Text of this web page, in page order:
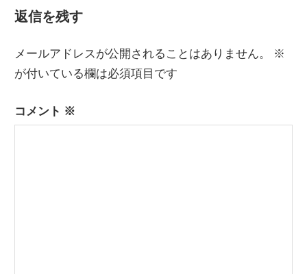
稿
ビ
ー
記
返信を残す
メールアドレスが公開されることはありません。
※
が付いている欄は必須項目です
コメント ※